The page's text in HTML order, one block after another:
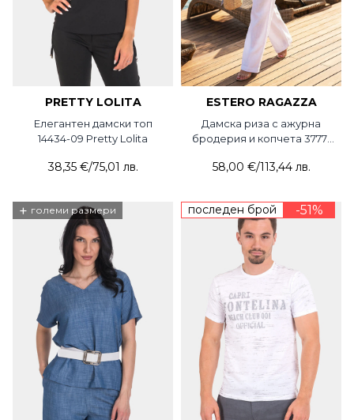
PRETTY LOLITA
Елегантен дамски топ
14434-09 Pretty Lolita
38,35 €/75,01 лв.
ESTERO RAGAZZA
Дамска риза с ажурна
бродерия и копчета 3777-
58,00 €/113,44 лв.
+ големи размери последен брой -51%